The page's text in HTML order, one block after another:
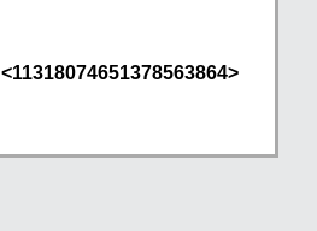
<11318074651378563864>